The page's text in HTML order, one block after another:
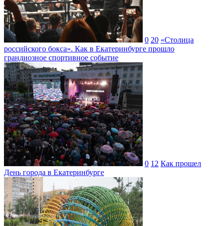
0 20 «Столица
российского бокса». Как в Екатеринбурге прошло
грандиозное спортивное событие
0 12 Как прошел
День города в Екатеринбурге